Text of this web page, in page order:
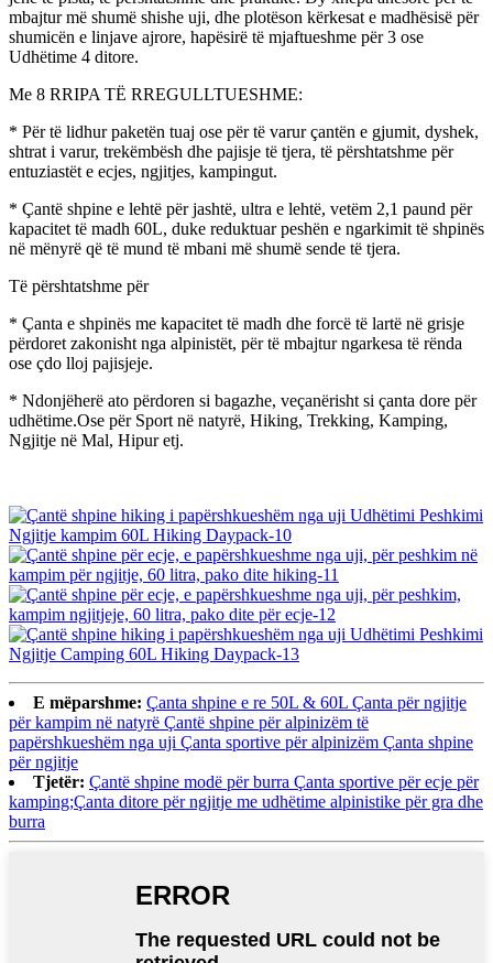
mbajtur më shumë shishe uji, dhe plotëson kërkesat e madhësisë për
shumicën e linjave ajrore, hapësirë ​​të mjaftueshme për 3 ose
Udhëtime 4 ditore.
Me 8 RRIPA TË RREGULLTUESHME:
* Për të lidhur paketën tuaj ose për të varur çantën e gjumit, dyshek,
shtrat i varur, trekëmbësh dhe pajisje të tjera, të përshtatshme për
entuziastët e ecjes, ngjitjes, kampingut.
* Çantë shpine e lehtë për jashtë, ultra e lehtë, vetëm 2,1 paund për
kapacitet të madh 60L, duke reduktuar peshën e ngarkimit të shpinës
në mënyrë që të mund të mbani më shumë sende të tjera.
Të përshtatshme për
* Çanta e shpinës me kapacitet të madh dhe forcë të lartë në grisje
përdoret zakonisht nga alpinistët, për të mbajtur ngarkesa të rënda
ose çdo lloj pajisjeje.
* Ndonjëherë ato përdoren si bagazhe, veçanërisht si çanta dore për
udhëtime.Ose për Sport në natyrë, Hiking, Trekking, Kamping,
Ngjitje në Mal, Hipur etj.
E mëparshme: Çanta shpine e re 50L & 60L Çanta për ngjitje
për kampim në natyrë Çantë shpine për alpinizëm të
papërshkueshëm nga uji Çanta sportive për alpinizëm Çanta shpine
për ngjitje
Tjetër: Çantë shpine modë për burra Çanta sportive për ecje për
kamping;Çanta ditore për ngjitje me udhëtime alpinistike për gra dhe
burra